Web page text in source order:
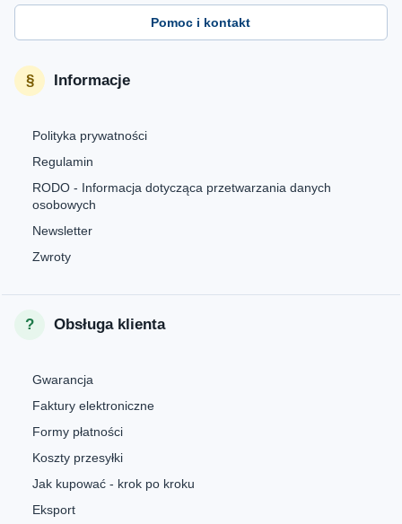
Pomoc i kontakt
Informacje
Polityka prywatności
Regulamin
RODO - Informacja dotycząca przetwarzania danych
osobowych
Newsletter
Zwroty
Obsługa klienta
Gwarancja
Faktury elektroniczne
Formy płatności
Koszty przesyłki
Jak kupować - krok po kroku
Eksport